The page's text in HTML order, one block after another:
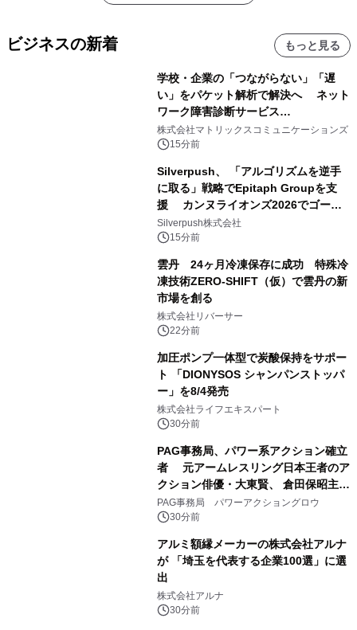
ビジネスの新着 もっと見る
学校・企業の「つながらない」「遅
い」をパケット解析で解決へ ネット
ワーク障害診断サービス
「Sonarman」の一般販売を開始
株式会社マトリックスコミュニケーションズ
15分前
Silverpush、 「アルゴリズムを逆手
に取る」戦略でEpitaph Groupを支
援 カンヌライオンズ2026でゴール
ド2部門を含む3賞受賞に貢献
Silverpush株式会社
15分前
雲丹 24ヶ月冷凍保存に成功 特殊冷
凍技術ZERO-SHIFT（仮）で雲丹の新
市場を創る
株式会社リバーサー
22分前
加圧ポンプ一体型で炭酸保持をサポー
ト 「DIONYSOS シャンパンストッパ
ー」を8/4発売
株式会社ライフエキスパート
30分前
PAG事務局、パワー系アクション確立
者 元アームレスリング日本王者のア
クション俳優・大東賢、 倉田保昭主演
映画『夢物語』で倉田保昭、 サモ・ハ
ン・キンポーと共演 国際舞台へ活躍
PAG事務局 パワーアクショングロウ
30分前
アルミ額縁メーカーの株式会社アルナ
が 「埼玉を代表する企業100選」に選
出
株式会社アルナ
30分前